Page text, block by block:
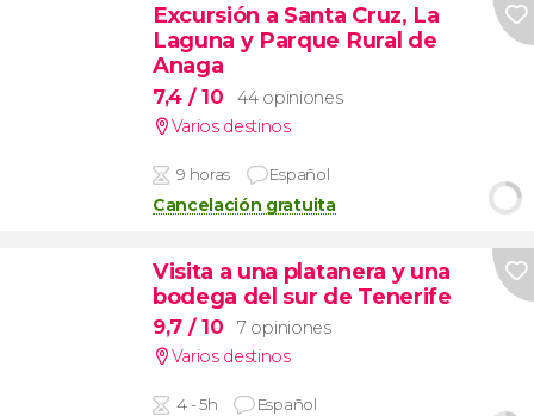
Excursión a Santa Cruz, La
Laguna y Parque Rural de
Anaga
7,4 / 10
44 opiniones
Varios destinos
9 horas Español
Cancelación gratuita
Visita a una platanera y una
bodega del sur de Tenerife
9,7 / 10
7 opiniones
Varios destinos
4 - 5h Español